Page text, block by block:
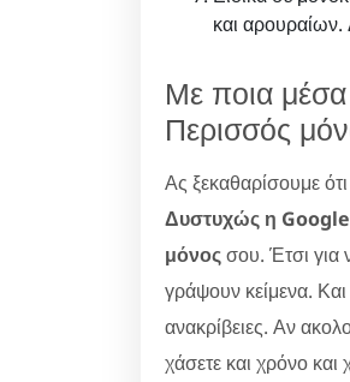
και αρουραίων.
Με ποια μέσα
Περισσός
Ας ξεκαθαρίσουμε
Δυστυχώς η Google
μόνοςσου. Έτσι για
γράψουν κείμενα.
ανακρίβειες. Αν
χάσετε και χρόνο και